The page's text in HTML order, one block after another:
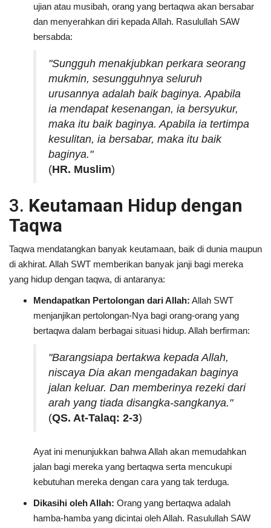
ujian atau musibah, orang yang bertaqwa akan bersabar
dan menyerahkan diri kepada Allah. Rasulullah SAW
bersabda:
"Sungguh menakjubkan perkara seorang
mukmin, sesungguhnya seluruh
urusannya adalah baik baginya. Apabila
ia mendapat kesenangan, ia bersyukur,
maka itu baik baginya. Apabila ia tertimpa
kesulitan, ia bersabar, maka itu baik
baginya."
(HR. Muslim)
3. Keutamaan Hidup dengan
Taqwa
Taqwa mendatangkan banyak keutamaan, baik di dunia maupun
di akhirat. Allah SWT memberikan banyak janji bagi mereka
yang hidup dengan taqwa, di antaranya:
Mendapatkan Pertolongan dari Allah: Allah SWT
menjanjikan pertolongan-Nya bagi orang-orang yang
bertaqwa dalam berbagai situasi hidup. Allah berfirman:
"Barangsiapa bertakwa kepada Allah,
niscaya Dia akan mengadakan baginya
jalan keluar. Dan memberinya rezeki dari
arah yang tiada disangka-sangkanya."
(QS. At-Talaq: 2-3)
Ayat ini menunjukkan bahwa Allah akan memudahkan
jalan bagi mereka yang bertaqwa serta mencukupi
kebutuhan mereka dengan cara yang tak terduga.
Dikasihi oleh Allah: Orang yang bertaqwa adalah
hamba-hamba yang dicintai oleh Allah. Rasulullah SAW